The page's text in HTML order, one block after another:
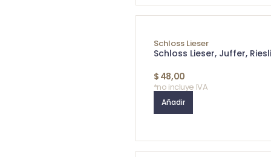
Schloss Lieser
Schloss Lieser, Juffer,
$ 48,00
*no incluye IVA
Añadir